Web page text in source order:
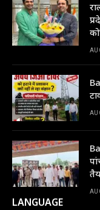
LANGUAGE